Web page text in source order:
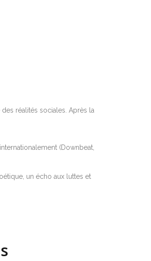
réalités sociales. Après la
(Downbeat,
un écho aux luttes et